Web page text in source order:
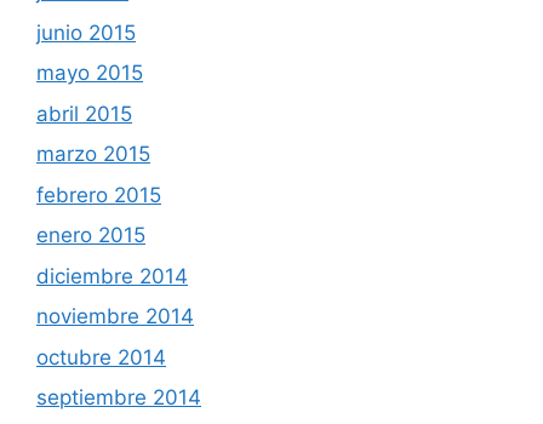
junio 2015
mayo 2015
abril 2015
marzo 2015
febrero 2015
enero 2015
diciembre 2014
noviembre 2014
octubre 2014
septiembre 2014